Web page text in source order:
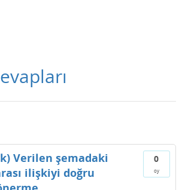
0
oy
Verilen şemadaki
ilişkiyi doğru